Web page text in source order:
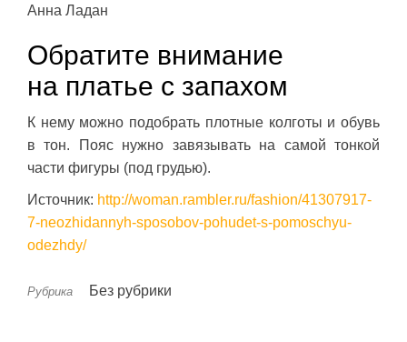
Анна Ладан
Обратите внимание
на платье с запахом
К нему можно подобрать плотные колготы и обувь
в тон. Пояс нужно завязывать на самой тонкой
части фигуры (под грудью).
Источник: http://woman.rambler.ru/fashion/41307917-
7-neozhidannyh-sposobov-pohudet-s-pomoschyu-
odezhdy/
Рубрика Без рубрики